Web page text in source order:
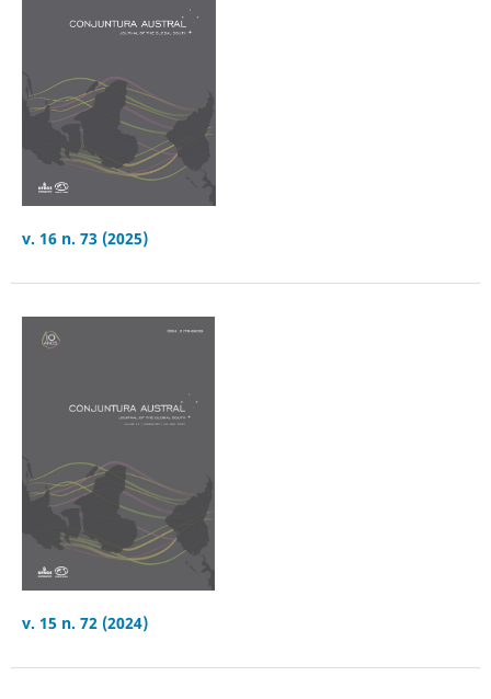
v. 16 n. 73 (2025)
v. 15 n. 72 (2024)